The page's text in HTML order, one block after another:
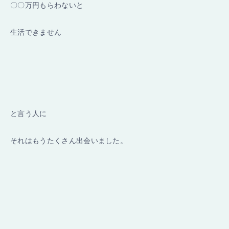
〇〇万円もらわないと
生活できません
と言う人に
それはもうたくさん出会いました。